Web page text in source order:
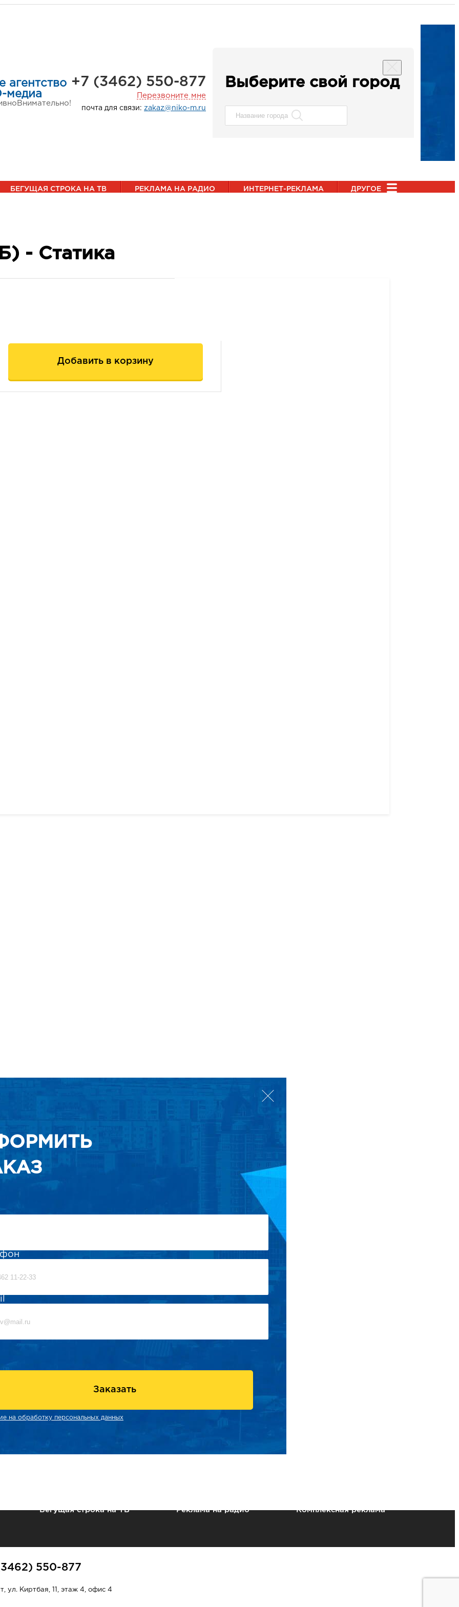
агентство
медиа
Внимательно!
+7 (3462) 550-877
Перезвоните мне
почта для связи: zakaz@niko-m.ru
Выберите свой город
БЕГУЩАЯ СТРОКА НА ТВ РЕКЛАМА НА РАДИО ИНТЕРНЕТ-РЕКЛАМА ДРУГОЕ
- Статика
Добавить в корзину
Заказать
на обработку персональных данных
Бегущая строка на ТВ Реклама на радио Комплексная реклама
550-877
ул. Киртбая, 11, этаж 4, офис 4